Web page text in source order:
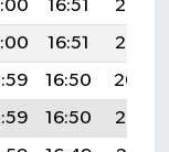
16:51
20:06
16:51
20:05
16:50
20:04
16:50
20:02